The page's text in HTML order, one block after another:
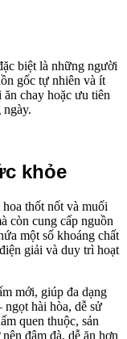
biệt là những người
gốc tự nhiên và ít
chay hoặc ưu tiên
khỏe
thốt nốt và muối
còn cung cấp nguồn
một số khoáng chất
giải và duy trì hoạt
mới, giúp đa dạng
hài hòa, dễ sử
quen thuộc, sản
đậm đà, dễ ăn hơn